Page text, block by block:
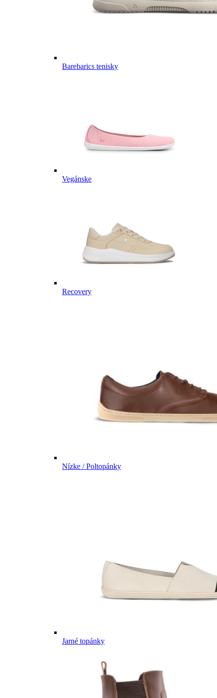
Barebarics tenisky
Vegánske
Recovery
Nízke / Poltopánky
Jarné topánky